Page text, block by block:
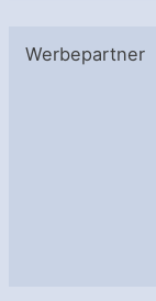
Werbepartner